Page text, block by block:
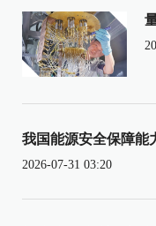
我国能源安全保障能
2026-07-31 03:20